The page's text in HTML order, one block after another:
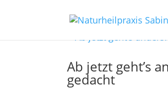
Ab jetzt geht’s
gedacht